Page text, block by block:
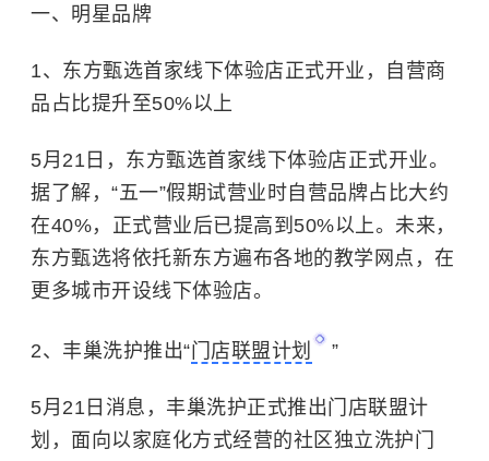
一、明星品牌
1、东方甄选首家线下体验店正式开业，自营商
品占比提升至50%以上
5月21日，东方甄选首家线下体验店正式开业。
据了解，“五一”假期试营业时自营品牌占比大约
在40%，正式营业后已提高到50%以上。未来，
东方甄选将依托新东方遍布各地的教学网点，在
更多城市开设线下体验店。
2、丰巢洗护推出“门店联盟计划 ”
5月21日消息，丰巢洗护正式推出门店联盟计
划，面向以家庭化方式经营的社区独立洗护门